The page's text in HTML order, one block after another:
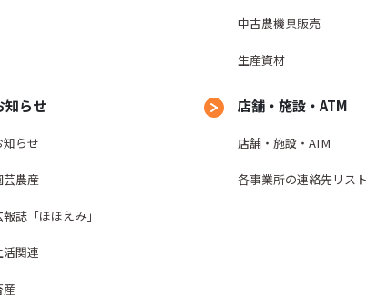
中古農機具販売
生産資材
知らせ
知らせ
芸農産
報誌「ほほえみ」
活関連
産
店舗・施設・ATM
店舗・施設・ATM
各事業所の連絡先リスト